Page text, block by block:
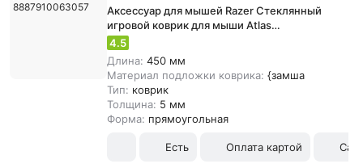
Аксессуар для мышей Razer Стеклянный
игровой коврик для мыши Atlas
8887910063057
4.5
Длина: 450 мм
Материал подложки коврика: {замша
Тип: коврик
Толщина: 5 мм
Форма: прямоугольная
Есть Оплата картой